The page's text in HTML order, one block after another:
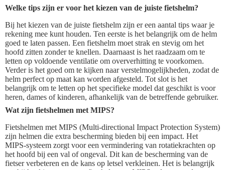
Welke tips zijn er voor het kiezen van de juiste fietshelm?
Bij het kiezen van de juiste fietshelm zijn er een aantal tips waar je
rekening mee kunt houden. Ten eerste is het belangrijk om de helm
goed te laten passen. Een fietshelm moet strak en stevig om het
hoofd zitten zonder te knellen. Daarnaast is het raadzaam om te
letten op voldoende ventilatie om oververhitting te voorkomen.
Verder is het goed om te kijken naar verstelmogelijkheden, zodat de
helm perfect op maat kan worden afgesteld. Tot slot is het
belangrijk om te letten op het specifieke model dat geschikt is voor
heren, dames of kinderen, afhankelijk van de betreffende gebruiker.
Wat zijn fietshelmen met MIPS?
Fietshelmen met MIPS (Multi-directional Impact Protection System)
zijn helmen die extra bescherming bieden bij een impact. Het
MIPS-systeem zorgt voor een vermindering van rotatiekrachten op
het hoofd bij een val of ongeval. Dit kan de bescherming van de
fietser verbeteren en de kans op letsel verkleinen. Het is belangrijk